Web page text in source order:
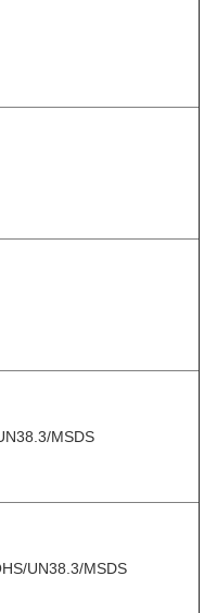
MSDS
UN38.3/MSDS